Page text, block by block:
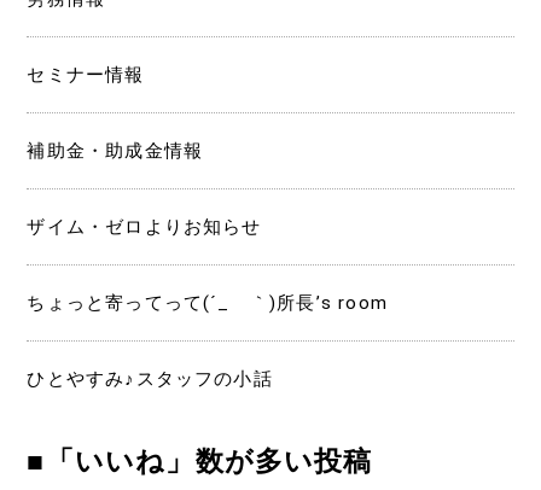
セミナー情報
補助金・助成金情報
ザイム・ゼロよりお知らせ
ちょっと寄ってって(´_ゝ｀)所長’s room
ひとやすみ♪スタッフの小話
■「いいね」数が多い投稿